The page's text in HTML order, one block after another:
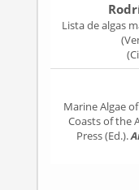
Lista de algas
Marine Algae
Coasts of the
Press (Ed.).